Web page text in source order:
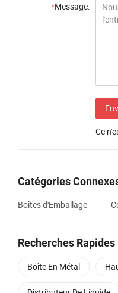
*Message:
Ce
Catégories
Boîtes d'Emballage
Recherches Rapides
Boîte En Métal